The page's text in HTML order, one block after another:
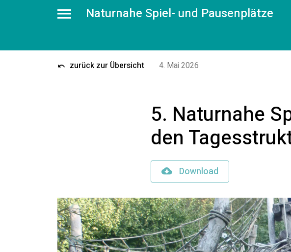
Naturnahe Spiel- und Pausenplätze
zurück zur Übersicht 4. Mai 2026
5. Naturnahe
den
Download